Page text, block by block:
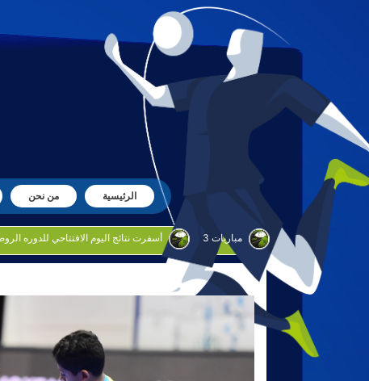
من نحن الرئيسية
أسفرت نتائج اليوم الافتتاحي للدوره الروضان 3 مباريات